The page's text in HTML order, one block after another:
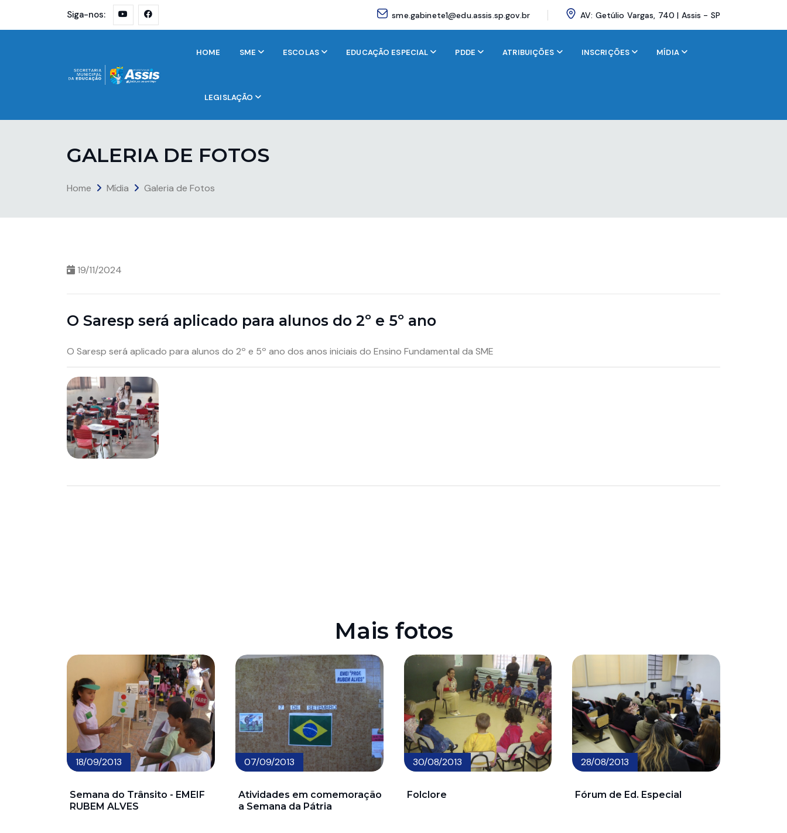
Siga-nos: sme.gabinete1@edu.assis.sp.gov.br AV: Getúlio Vargas, 740 | Assis - SP
HOME SME ESCOLAS EDUCAÇÃO ESPECIAL PDDE ATRIBUIÇÕES INSCRIÇÕES MÍDIA
LEGISLAÇÃO
GALERIA DE FOTOS
Home Mídia Galeria de Fotos
19/11/2024
O Saresp será aplicado para alunos do 2º e 5º ano
O Saresp será aplicado para alunos do 2º e 5º ano dos anos iniciais do Ensino Fundamental da SME
Mais fotos
18/09/2013
Semana do Trânsito - EMEIF
RUBEM ALVES
07/09/2013
Atividades em comemoração
a Semana da Pátria
30/08/2013
Folclore
28/08/2013
Fórum de Ed. Especial